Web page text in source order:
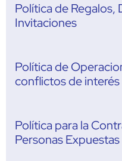
Política de Regalos,
Invitaciones
Política de
conflictos de interés
Política para la
Personas